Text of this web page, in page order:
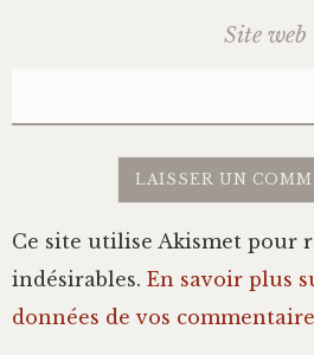
Site web
Ce site utilise Akismet pour
indésirables. En savoir plus
données de vos